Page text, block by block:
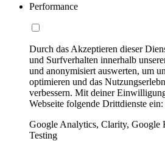
Performance
Durch das Akzeptieren dieser
und Surfverhalten innerhalb
und anonymisiert auswerten, um
optimieren und das
verbessern. Mit deiner
Webseite folgende Drittdienste ein:
Google Analytics, Clarity, Google
Testing